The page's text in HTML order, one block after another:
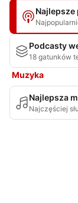
Podcasty
18 gatunków
Muzyka
Najlepsza
Najczęściej